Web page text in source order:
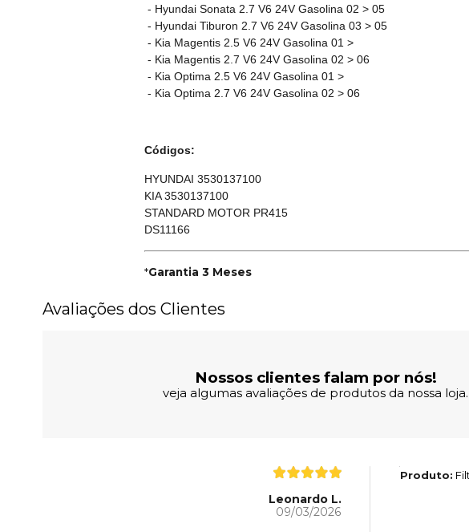
- Hyundai Sonata 2.7 V6 24V Gasolina 02 > 05
- Hyundai Tiburon 2.7 V6 24V Gasolina 03 > 05
- Kia Magentis 2.5 V6 24V Gasolina 01 >
- Kia Magentis 2.7 V6 24V Gasolina 02 > 06
- Kia Optima 2.5 V6 24V Gasolina 01 >
- Kia Optima 2.7 V6 24V Gasolina 02 > 06
Códigos:
HYUNDAI 3530137100
KIA 3530137100
STANDARD MOTOR PR415
DS11166
*Garantia 3 Meses
Avaliações dos Clientes
Nossos clientes falam por nós!
veja algumas avaliações de produtos da nossa loja.
Leonardo L.
09/03/2026
Produto: